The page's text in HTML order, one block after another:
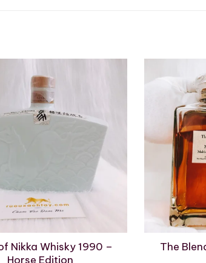
– thủ phủ của whisky mạch nha
Sendai – chuyên về whisky mượt mà,
từ nguồn whisky của cả hai nhà
trưng không thể nhầm lẫn của Nikka.
vị hài hòa và sâu lắng
hợp của mật ong, trái cây chín vàng,
tạo nên lớp hương phức hợp nhưng
Nikka Whisky 1990 –
Horse Edition
The